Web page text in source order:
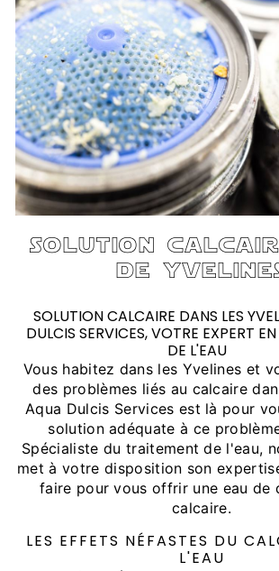
solution
de
SOLUTION CALCAIRE DANS LES
DULCIS SERVICES, VOTRE EXPERT
DE L'EAU
Vous habitez dans les Yvelines et
des problèmes liés au calcaire
Aqua Dulcis Services est là pour
solution adéquate à ce
Spécialiste du traitement de l'eau,
met à votre disposition son
faire pour vous offrir une eau de
calcaire.
LES EFFETS NÉFASTES DU
L'EAU